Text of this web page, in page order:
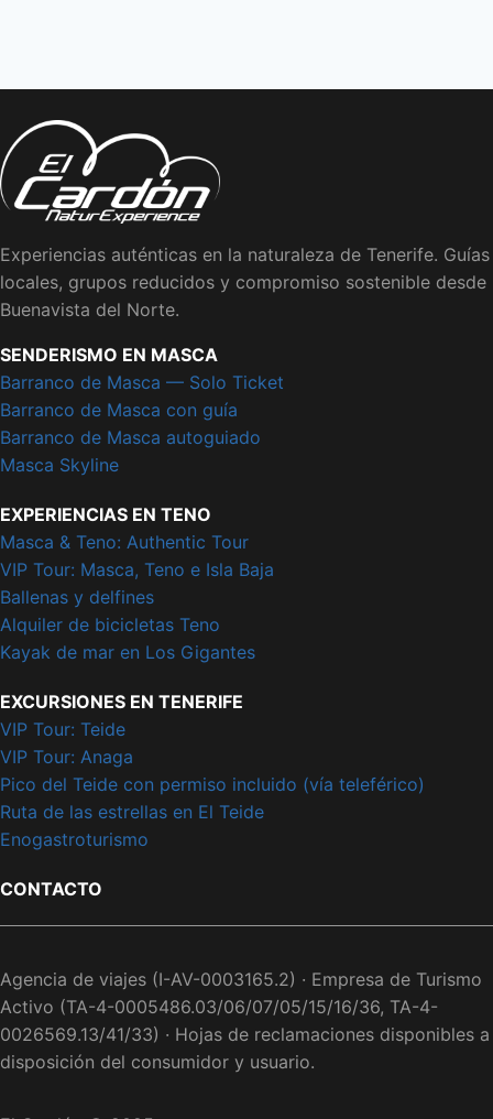
Experiencias auténticas en la naturaleza de Tenerife. Guías
locales, grupos reducidos y compromiso sostenible desde
Buenavista del Norte.
SENDERISMO EN MASCA
Barranco de Masca — Solo Ticket
Barranco de Masca con guía
Barranco de Masca autoguiado
Masca Skyline
EXPERIENCIAS EN TENO
Masca & Teno: Authentic Tour
VIP Tour: Masca, Teno e Isla Baja
Ballenas y delfines
Alquiler de bicicletas Teno
Kayak de mar en Los Gigantes
EXCURSIONES EN TENERIFE
VIP Tour: Teide
VIP Tour: Anaga
Pico del Teide con permiso incluido (vía teleférico)
Ruta de las estrellas en El Teide
Enogastroturismo
CONTACTO
Agencia de viajes (I-AV-0003165.2) · Empresa de Turismo
Activo (TA-4-0005486.03/06/07/05/15/16/36, TA-4-
0026569.13/41/33) · Hojas de reclamaciones disponibles a
disposición del consumidor y usuario.